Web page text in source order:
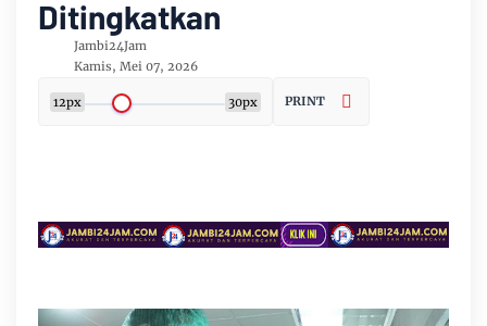
Ditingkatkan
Jambi24Jam
Kamis, Mei 07, 2026
12px 30px PRINT